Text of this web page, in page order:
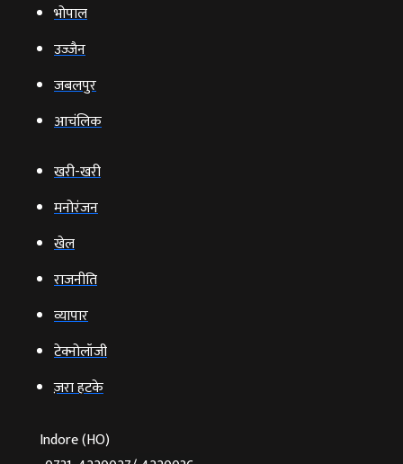
भोपाल
उज्‍जैन
जबलपुर
आचंलिक
खरी-खरी
मनोरंजन
खेल
राजनीति
व्‍यापार
टेक्‍नोलॉजी
ज़रा हटके
Indore (HO)